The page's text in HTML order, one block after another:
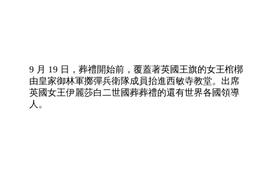
9 月 19 日，葬禮開始前，覆蓋著英國王旗的女王棺槨
由皇家御林軍擲彈兵衛隊成員抬進西敏寺教堂。出席
英國女王伊麗莎白二世國葬葬禮的還有世界各國領導
人。